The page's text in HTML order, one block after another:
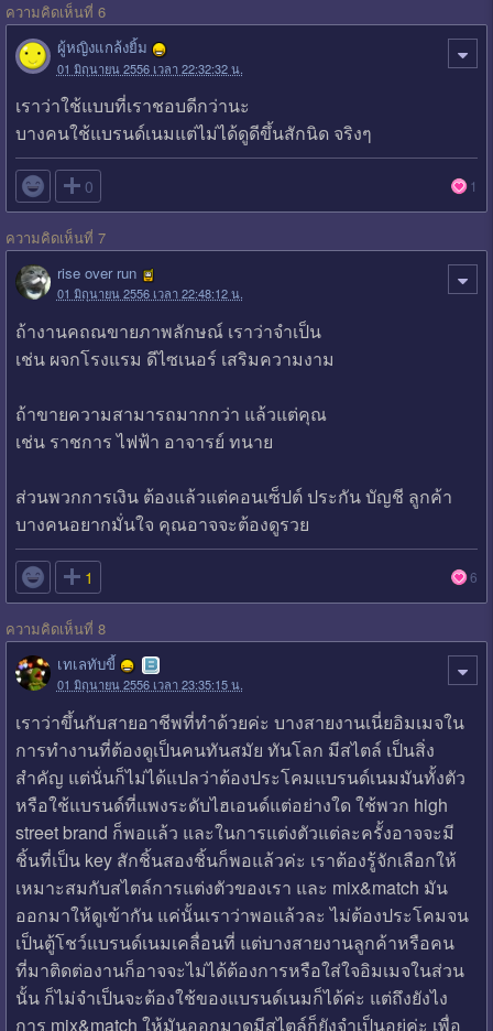
ความคิดเห็นที่ 6
ผู้หญิงแกล้งยิ้ม
01 มิถุนายน 2556 เวลา 22:32:32 น.
เราว่าใช้แบบที่เราชอบดีกว่านะ
บางคนใช้แบรนด์เนมแต่ไม่ได้ดูดีขึ้นสักนิด จริงๆ
 0 1
ความคิดเห็นที่ 7
rise over run
01 มิถุนายน 2556 เวลา 22:48:12 น.
ถ้างานคถณขายภาพลักษณ์ เราว่าจำเป็น
เช่น ผจกโรงแรม ดีไซเนอร์ เสริมความงาม
ถ้าขายความสามารถมากกว่า แล้วแต่คุณ
เช่น ราชการ ไฟฟ้า อาจารย์ ทนาย
ส่วนพวกการเงิน ต้องแล้วแต่คอนเซ็ปต์ ประกัน บัญชี ลูกค้า
บางคนอยากมั่นใจ คุณอาจจะต้องดูรวย
 1 6
ความคิดเห็นที่ 8
เทเลทับขี้
01 มิถุนายน 2556 เวลา 23:35:15 น.
เราว่าขึ้นกับสายอาชีพที่ทำด้วยค่ะ บางสายงานเนี่ยอิมเมจใน
การทำงานที่ต้องดูเป็นคนทันสมัย ทันโลก มีสไตล์ เป็นสิ่ง
สำคัญ แต่นั่นก็ไม่ได้แปลว่าต้องประโคมแบรนด์เนมมันทั้งตัว
หรือใช้แบรนด์ที่แพงระดับไฮเอนด์แต่อย่างใด ใช้พวก high
street brand ก็พอแล้ว และในการแต่งตัวแต่ละครั้งอาจจะมี
ชิ้นที่เป็น key สักชิ้นสองชิ้นก็พอแล้วค่ะ เราต้องรู้จักเลือกให้
เหมาะสมกับสไตล์การแต่งตัวของเรา และ mix&match มัน
ออกมาให้ดูเข้ากัน แค่นั้นเราว่าพอแล้วละ ไม่ต้องประโคมจน
เป็นตู้โชว์แบรนด์เนมเคลื่อนที่ แต่บางสายงานลูกค้าหรือคน
ที่มาติดต่องานก็อาจจะไม่ได้ต้องการหรือใส่ใจอิมเมจในส่วน
นั้น ก็ไม่จำเป็นจะต้องใช้ของแบรนด์เนมก็ได้ค่ะ แต่ถึงยังไง
การ mix&match ให้มันออกมาดูมีสไตล์ก็ยังจำเป็นอยู่ค่ะ เพื่อ